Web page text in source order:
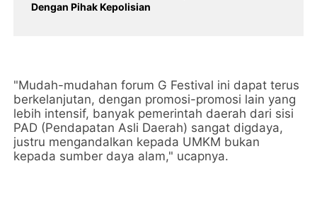
Dengan Pihak Kepolisian
"Mudah-mudahan forum G Festival ini dapat terus
berkelanjutan, dengan promosi-promosi lain yang
lebih intensif, banyak pemerintah daerah dari sisi
PAD (Pendapatan Asli Daerah) sangat digdaya,
justru mengandalkan kepada UMKM bukan
kepada sumber daya alam," ucapnya.